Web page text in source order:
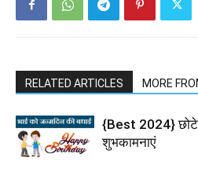
RELATED ARTICLES MORE
{Best 2024} छोटे
शुभकामनाएं